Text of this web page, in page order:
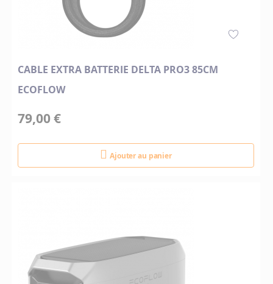
CABLE EXTRA BATTERIE DELTA PRO3 85CM
ECOFLOW
79,00 €
Ajouter au panier